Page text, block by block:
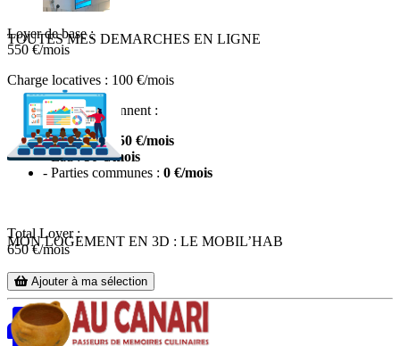
TOUTES MES DEMARCHES EN LIGNE
MON LOGEMENT EN 3D : LE MOBIL’HAB
Loyer de base :
550 €/mois
Charge locatives : 100 €/mois
Les charges comprennent :
- Electricité :
50 €/mois
- Eau :50 €/mois
- Parties communes : 0 €/mois
Total Loyer :
650€/mois
Ajouter à ma sélection